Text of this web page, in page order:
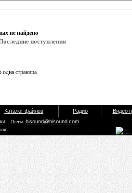
не найдено
поступления
одна страница
Каталог файлов Радио Видео
Почта: bisound@bisound.com